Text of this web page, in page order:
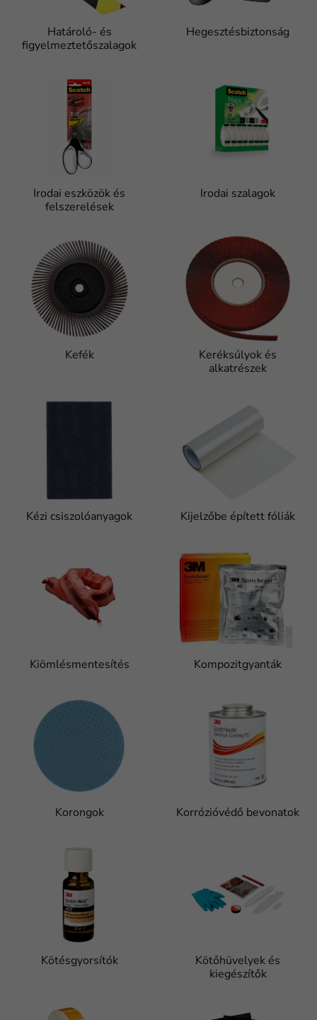
Határoló- és
figyelmeztetőszalagok
Hegesztésbiztonság
Irodai eszközök és
felszerelések
Irodai szalagok
Kefék
Keréksúlyok és
alkatrészek
Kézi csiszolóanyagok Kijelzőbe épített fóliák
Kiömlésmentesítés Kompozitgyanták
Korongok Korrózióvédő bevonatok
Kötésgyorsítók
Kötőhüvelyek és
kiegészítők